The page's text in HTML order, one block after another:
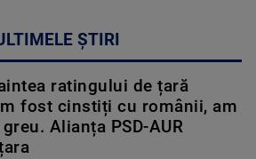
ȘTIRI
ratingului de țară
fost cinstiți cu românii, am
Alianța PSD-AUR